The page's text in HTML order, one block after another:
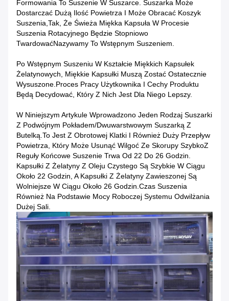
Formowania To Suszenie W Suszarce. Suszarka Może
Dostarczać Dużą Ilość Powietrza I Może Obracać Koszyk
Suszenia,tak, Że Świeża Miękka Kapsuła W Procesie
Suszenia Rotacyjnego Będzie Stopniowo
TwardowaćNazywamy To Wstępnym Suszeniem.
Po Wstępnym Suszeniu W Kształcie Miękkich Kapsułek
Żelatynowych, Miękkie Kapsułki Muszą Zostać Ostatecznie
Wysuszone.Proces Pracy Użytkownika I Cechy Produktu
Będą Decydować, Który Z Nich Jest Dla Niego Lepszy.
W Niniejszym Artykule Wprowadzono Jeden Rodzaj Suszarki
Z Podwójnym Pokładem/dwuwarstwowym Suszarką Z
Butelką.To Jest Z Obrotowej Klatki I Również Duży Przepływ
Powietrza, Który Może Usunąć Wilgoć Ze Skorupy SzybkoZ
Reguły Końcowe Suszenie Trwa Od 22 Do 26 Godzin.
Kapsułki Z Żelatyny Z Oleju Czystego Są Szybkie W Ciągu
Około 22 Godzin, A Kapsułki Z Żelatyny Zawieszonej Są
Wolniejsze W Ciągu Około 26 Godzin.Czas Suszenia
Również Na Podstawie Mocy Roboczej Systemu Odwilżania
Dużej Sali.